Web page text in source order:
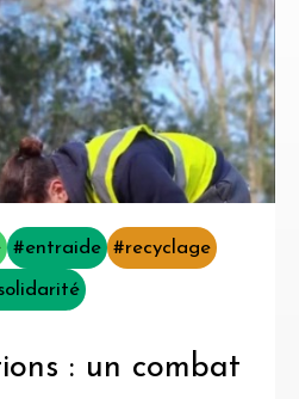
#entraide #recyclage
: un combat